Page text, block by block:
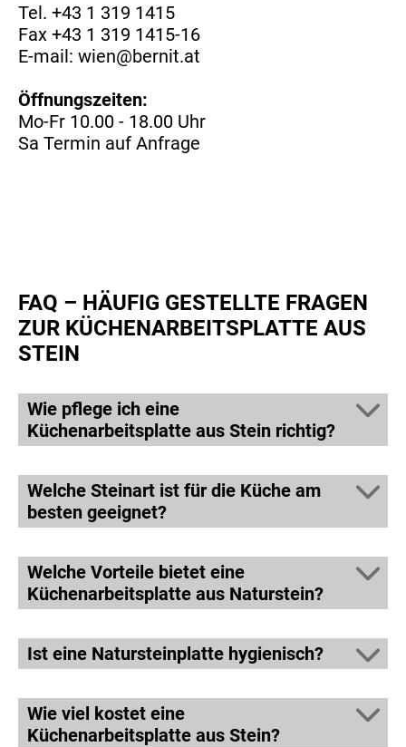
Tel. +43 1 319 1415
Fax +43 1 319 1415-16
E-mail: wien@bernit.at
Öffnungszeiten:
Mo-Fr 10.00 - 18.00 Uhr
Sa Termin auf Anfrage
FAQ – HÄUFIG GESTELLTE FRAGEN
ZUR KÜCHENARBEITSPLATTE AUS
STEIN
Wie pflege ich eine
Küchenarbeitsplatte aus Stein richtig?
Welche Steinart ist für die Küche am
besten geeignet?
Welche Vorteile bietet eine
Küchenarbeitsplatte aus Naturstein?
Ist eine Natursteinplatte hygienisch?
Wie viel kostet eine
Küchenarbeitsplatte aus Stein?